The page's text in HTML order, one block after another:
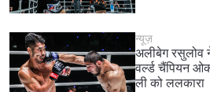
न्यूज़
अलीबेग रसुलोव
वर्ल्ड चैंपियन
ली को ललकारा